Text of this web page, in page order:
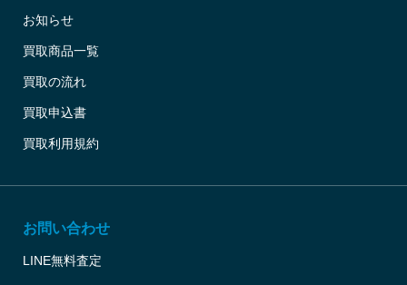
お知らせ
買取商品一覧
買取の流れ
買取申込書
買取利用規約
お問い合わせ
LINE無料査定